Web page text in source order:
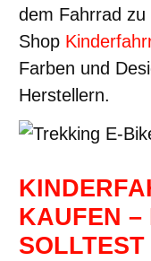
dem Fahrrad
Shop
Farben und
Herstellern.
KAUFEN –